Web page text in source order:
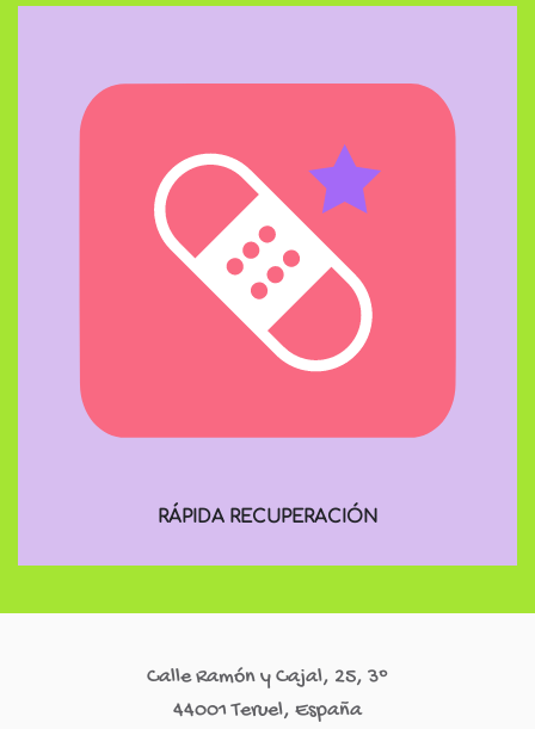
RÁPIDA RECUPERACIÓN
Calle Ramón y Cajal, 25, 3º
44001 Teruel, España